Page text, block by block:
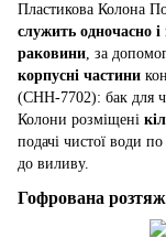
Пластикова Колона
служить одночасно
раковини, за
корпусні частини
(CHH-7702): бак для
Колони розміщені
подачі чистої води
до виливу.
Гофрована